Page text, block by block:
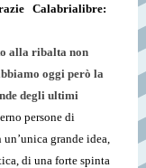
Calabrialibre:
alla ribalta non
oggi però la
degli ultimi
persone di
grande idea,
di una forte spinta